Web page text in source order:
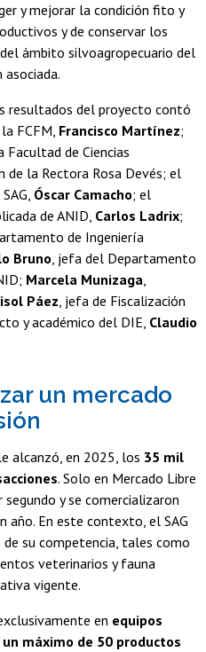
y mejorar la condición fito y
y de conservar los
ámbito silvoagropecuario del
resultados del proyecto contó
FCFM, Francisco Martínez;
Facultad de Ciencias
de la Rectora Rosa Devés; el
Óscar Camacho; el
de ANID, Carlos Ladrix;
de Ingeniería
Bruno, jefa del Departamento
Marcela Munizaga,
Páez, jefa de Fiscalización
y académico del DIE, Claudio
un mercado
alcanzó, en 2025, los 35 mil
. Solo en Mercado Libre
y se comercializaron
En este contexto, el SAG
su competencia, tales como
veterinarios y fauna
vigente.
en equipos
máximo de 50 productos